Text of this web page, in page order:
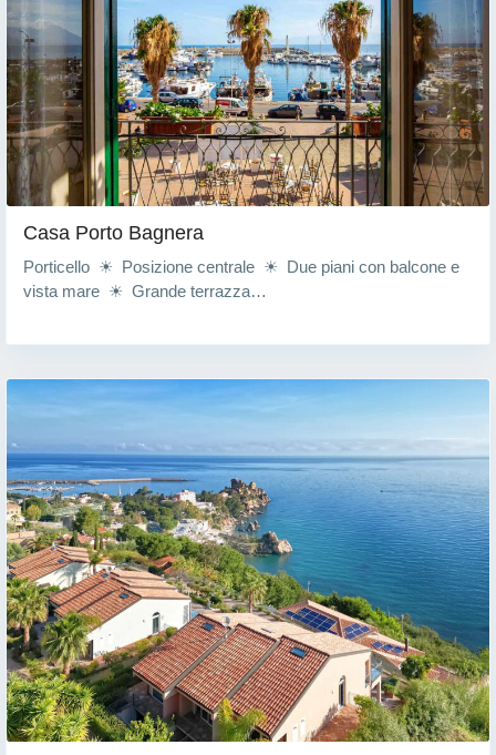
Casa Porto Bagnera
Porticello ☀ Posizione centrale ☀ Due piani con balcone e
vista mare ☀ Grande terrazza…